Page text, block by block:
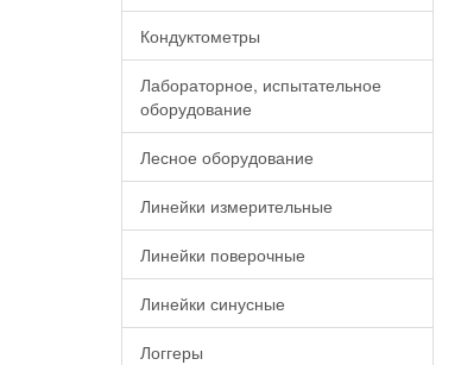
Кондуктометры
Лабораторное, испытательное
оборудование
Лесное оборудование
Линейки измерительные
Линейки поверочные
Линейки синусные
Логгеры